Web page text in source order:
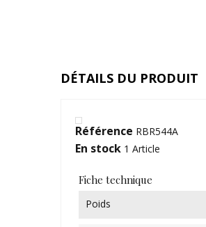
DÉTAILS DU PRODUIT
Référence RBR544A
En stock 1 Article
Fiche technique
Poids